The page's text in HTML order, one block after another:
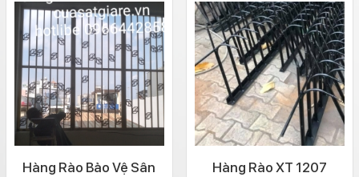
Hàng Rào Bảo Vệ Sân
Hàng Rào XT 1207